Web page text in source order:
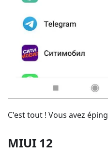
C'est tout ! Vous avez
MIUI 12